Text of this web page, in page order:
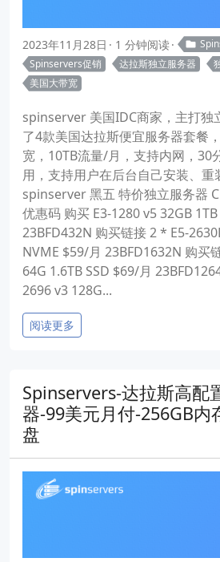
2023年11月28日 1 分钟阅读
Spinservers促销
达拉斯独立服务器
美国大带宽
spinserver 美国IDC商家，主打独
了4款美国达拉斯便宜服务器套餐
宽，10TB流量/月，支持内网，30
用，支持用户在后台自己安装、重
spinserver 黑五 特价独立服务器
优惠码 购买 E3-1280 v5 32GB
23BFD432N 购买链接 2 * E5-
NVME $59/月 23BFD1632N 购买
64G 1.6TB SSD $69/月
2696 v3 128G...
阅读更多
Spinservers-达拉斯高配
器-99美元月付-256GB内
盘